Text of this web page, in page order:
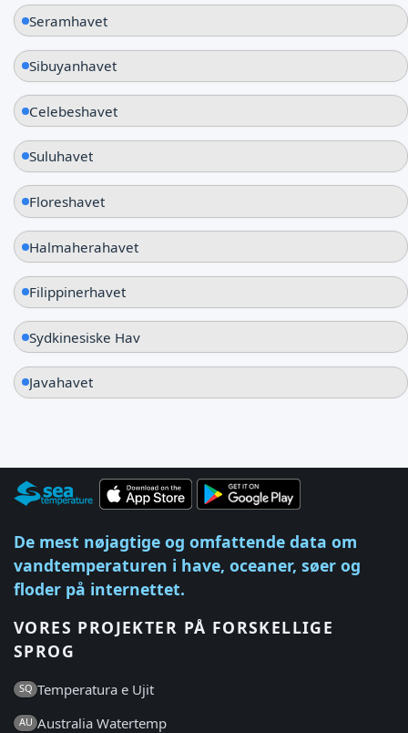
Seramhavet
Sibuyanhavet
Celebeshavet
Suluhavet
Floreshavet
Halmaherahavet
Filippinerhavet
Sydkinesiske Hav
Javahavet
De mest nøjagtige og omfattende data om
vandtemperaturen i have, oceaner, søer og
floder på internettet.
VORES PROJEKTER PÅ FORSKELLIGE
SPROG
SQ Temperatura e Ujit
AU Australia Watertemp